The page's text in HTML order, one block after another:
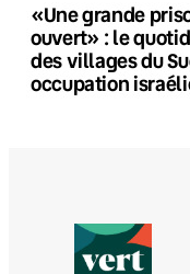
«Une grande
ouvert» : le
des villages du
occupation